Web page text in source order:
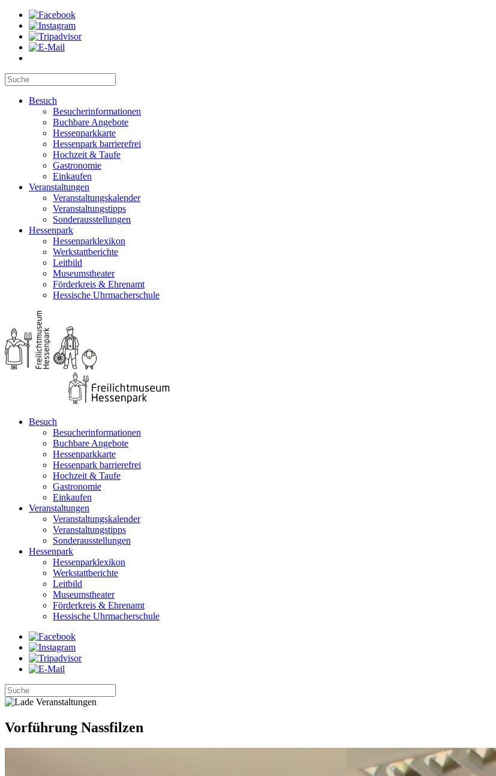
Besuch
Besucherinformationen
Buchbare Angebote
Hessenparkkarte
Hessenpark barrierefrei
Hochzeit & Taufe
Gastronomie
Einkaufen
Veranstaltungen
Veranstaltungskalender
Veranstaltungstipps
Sonderausstellungen
Hessenpark
Hessenparklexikon
Werkstattberichte
Leitbild
Museumstheater
Förderkreis & Ehrenamt
Hessische Uhrmacherschule
Besuch
Besucherinformationen
Buchbare Angebote
Hessenparkkarte
Hessenpark barrierefrei
Hochzeit & Taufe
Gastronomie
Einkaufen
Veranstaltungen
Veranstaltungskalender
Veranstaltungstipps
Sonderausstellungen
Hessenpark
Hessenparklexikon
Werkstattberichte
Leitbild
Museumstheater
Förderkreis & Ehrenamt
Hessische Uhrmacherschule
Vorführung Nassfilzen